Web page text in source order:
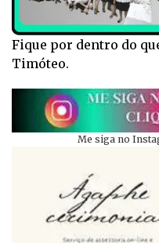
Fique por dentro do
Timóteo.
Me siga no